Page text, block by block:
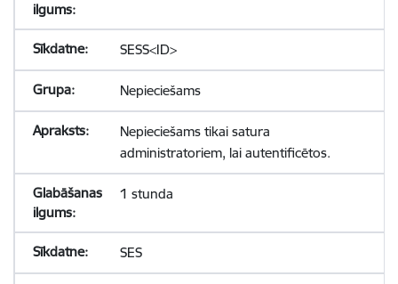
SESS<ID>
Nepieciešams
Nepieciešams tikai satura
administratoriem, lai autentificētos.
1 stunda
SES